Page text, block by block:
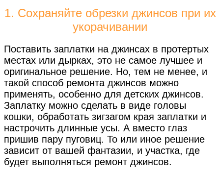
1. Сохраняйте обрезки джинсов при их
укорачивании
Поставить заплатки на джинсах в протертых
местах или дырках, это не самое лучшее и
оригинальное решение. Но, тем не менее, и
такой способ ремонта джинсов можно
применять, особенно для детских джинсов.
Заплатку можно сделать в виде головы
кошки, обработать зигзагом края заплатки и
настрочить длинные усы. А вместо глаз
пришив пару пуговиц. То или иное решение
зависит от вашей фантазии, и участка, где
будет выполняться ремонт джинсов.